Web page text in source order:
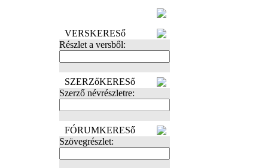
VERSKERESő
Részlet a versből:
SZERZőKERESő
Szerző névrészletre:
FÓRUMKERESő
Szövegrészlet: